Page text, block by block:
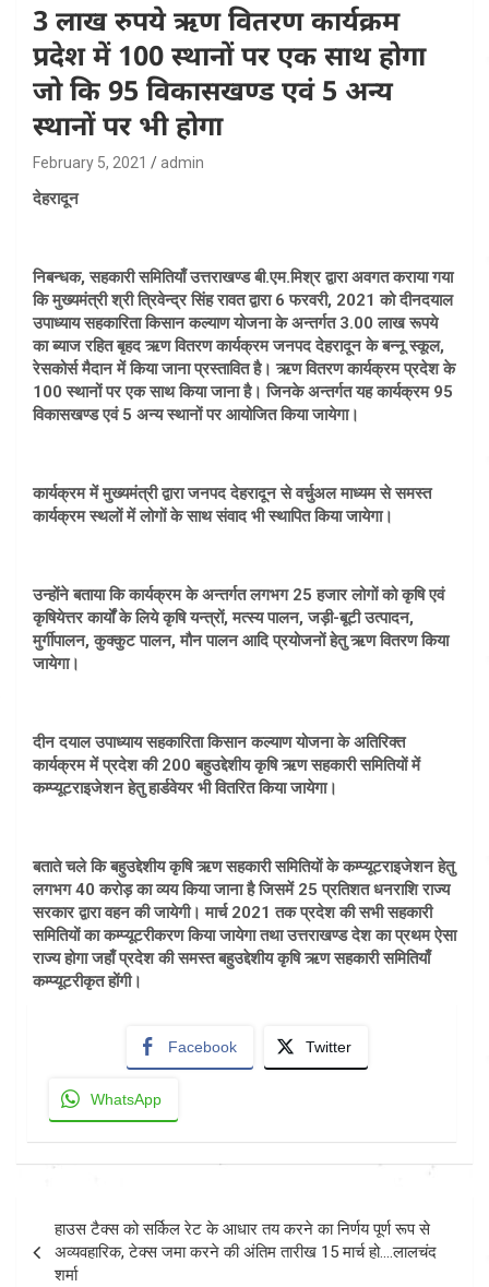
3 लाख रुपये ऋण वितरण कार्यक्रम
प्रदेश में 100 स्थानों पर एक साथ होगा
जो कि 95 विकासखण्ड एवं 5 अन्य
स्थानों पर भी होगा
February 5, 2021 admin
देहरादून
निबन्धक, सहकारी समितियाँ उत्तराखण्ड बी.एम.मिश्र द्वारा अवगत कराया गया
कि मुख्यमंत्री श्री त्रिवेन्द्र सिंह रावत द्वारा 6 फरवरी, 2021 को दीनदयाल
उपाध्याय सहकारिता किसान कल्याण योजना के अन्तर्गत 3.00 लाख रूपये
का ब्याज रहित बृहद ऋण वितरण कार्यक्रम जनपद देहरादून के बन्नू स्कूल,
रेसकोर्स मैदान में किया जाना प्रस्तावित है। ऋण वितरण कार्यक्रम प्रदेश के
100 स्थानों पर एक साथ किया जाना है। जिनके अन्तर्गत यह कार्यक्रम 95
विकासखण्ड एवं 5 अन्य स्थानों पर आयोजित किया जायेगा।
कार्यक्रम में मुख्यमंत्री द्वारा जनपद देहरादून से वर्चुअल माध्यम से समस्त
कार्यक्रम स्थलों में लोगों के साथ संवाद भी स्थापित किया जायेगा।
उन्होंने बताया कि कार्यक्रम के अन्तर्गत लगभग 25 हजार लोगों को कृषि एवं
कृषियेत्तर कार्यों के लिये कृषि यन्त्रों, मत्स्य पालन, जड़ी-बूटी उत्पादन,
मुर्गीपालन, कुक्कुट पालन, मौन पालन आदि प्रयोजनों हेतु ऋण वितरण किया
जायेगा।
दीन दयाल उपाध्याय सहकारिता किसान कल्याण योजना के अतिरिक्त
कार्यक्रम में प्रदेश की 200 बहुउद्देशीय कृषि ऋण सहकारी समितियों में
कम्प्यूटराइजेशन हेतु हार्डवेयर भी वितरित किया जायेगा।
बताते चले कि बहुउद्देशीय कृषि ऋण सहकारी समितियों के कम्प्यूटराइजेशन हेतु
लगभग 40 करोड़ का व्यय किया जाना है जिसमें 25 प्रतिशत धनराशि राज्य
सरकार द्वारा वहन की जायेगी। मार्च 2021 तक प्रदेश की सभी सहकारी
समितियों का कम्प्यूटरीकरण किया जायेगा तथा उत्तराखण्ड देश का प्रथम ऐसा
राज्य होगा जहाँ प्रदेश की समस्त बहुउद्देशीय कृषि ऋण सहकारी समितियाँ
कम्प्यूटरीकृत होंगी।
Facebook Twitter
WhatsApp
navigation
हाउस टैक्स को सर्किल रेट के आधार तय करने का निर्णय पूर्ण रूप से
अव्यवहारिक, टेक्स जमा करने की अंतिम तारीख 15 मार्च हो….लालचंद
शर्मा